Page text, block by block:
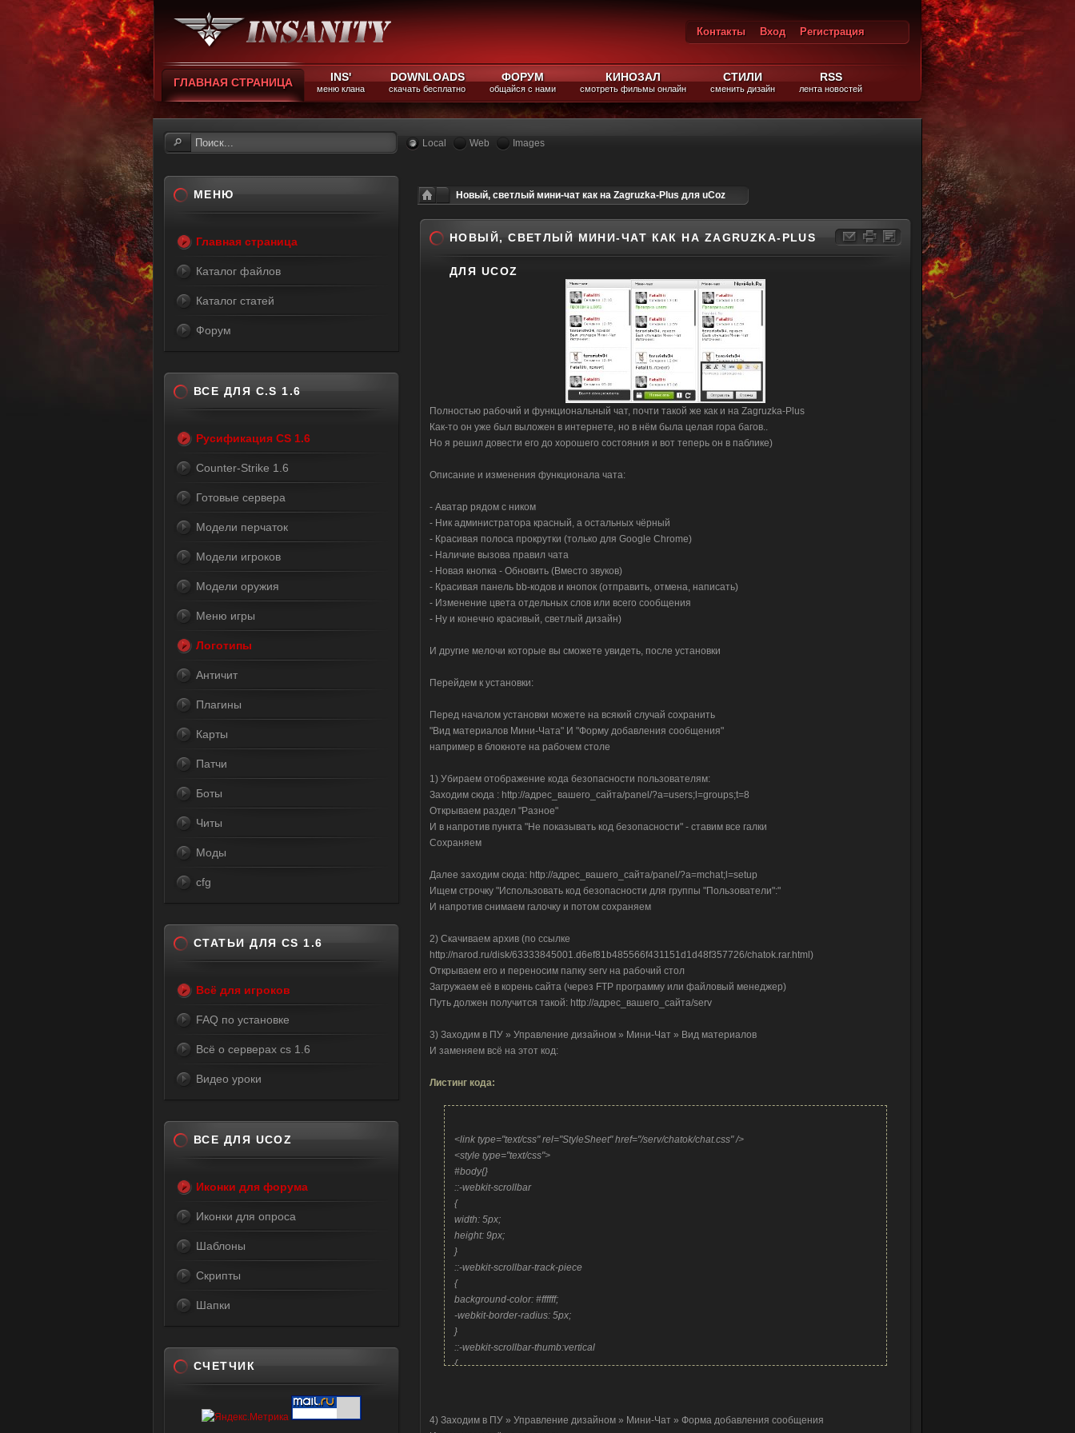
Контакты Вход
Регистрация
ГЛАВНАЯ СТРАНИЦА INS'
меню клана
DOWNLOADS
скачать бесплатно
ФОРУМ
общайся с нами
КИНОЗАЛ
смотреть фильмы онлайн
СТИЛИ
сменить дизайн
RSS
лента новостей
Local Web Images
Новый, светлый мини-чат как на Zagruzka-Plus для uCoz
НОВЫЙ, СВЕТЛЫЙ МИНИ-ЧАТ КАК НА ZAGRUZKA-PLUS
ДЛЯ UCOZ
Полностью рабочий и функциональный чат, почти такой же как и на Zagruzka-Plus
Как-то он уже был выложен в интернете, но в нём была целая гора багов..
Но я решил довести его до хорошего состояния и вот теперь он в паблике)
Описание и изменения функционала чата:
- Аватар рядом с ником
- Ник администратора красный, а остальных чёрный
- Красивая полоса прокрутки (только для Google Chrome)
- Наличие вызова правил чата
- Новая кнопка - Обновить (Вместо звуков)
- Красивая панель bb-кодов и кнопок (отправить, отмена, написать)
- Изменение цвета отдельных слов или всего сообщения
- Ну и конечно красивый, светлый дизайн)
И другие мелочи которые вы сможете увидеть, после установки
Перейдем к установки:
Перед началом установки можете на всякий случай сохранить
"Вид материалов Мини-Чата" И "Форму добавления сообщения"
например в блокноте на рабочем столе
1) Убираем отображение кода безопасности пользователям:
Заходим сюда : http://адрес_вашего_сайта/panel/?a=users;l=groups;t=8
Открываем раздел "Разное"
И в напротив пункта "Не показывать код безопасности" - ставим все галки
Сохраняем
Далее заходим сюда: http://адрес_вашего_сайта/panel/?a=mchat;l=setup
Ищем строчку "Использовать код безопасности для группы "Пользователи":"
И напротив снимаем галочку и потом сохраняем
2) Скачиваем архив (по ссылке
http://narod.ru/disk/63333845001.d6ef81b485566f431151d1d48f357726/chatok.rar.html)
Открываем его и переносим папку serv на рабочий стол
Загружаем её в корень сайта (через FTP программу или файловый менеджер)
Путь должен получится такой: http://адрес_вашего_сайта/serv
3) Заходим в ПУ » Управление дизайном » Мини-Чат » Вид материалов
И заменяем всё на этот код:
Листинг кода:
<link type="text/css" rel="StyleSheet" href="/serv/chatok/chat.css" />
<style type="text/css">
#body{}
::-webkit-scrollbar
{
width: 5px;
height: 9px;
}
::-webkit-scrollbar-track-piece
{
background-color: #ffffff;
-webkit-border-radius: 5px;
}
::-webkit-scrollbar-thumb:vertical
{
4) Заходим в ПУ » Управление дизайном » Мини-Чат » Форма добавления сообщения
МЕНЮ
Главная страница
Каталог файлов
Каталог статей
Форум
ВСЕ ДЛЯ C.S 1.6
Русификация CS 1.6
Counter-Strike 1.6
Готовые сервера
Модели перчаток
Модели игроков
Модели оружия
Меню игры
Логотипы
Античит
Плагины
Карты
Патчи
Боты
Читы
Моды
cfg
СТАТЬИ ДЛЯ CS 1.6
Всё для игроков
FAQ по установке
Всё о серверах cs 1.6
Видео уроки
ВСЕ ДЛЯ UCOZ
Иконки для форума
Иконки для опроса
Шаблоны
Скрипты
Шапки
СЧЕТЧИК